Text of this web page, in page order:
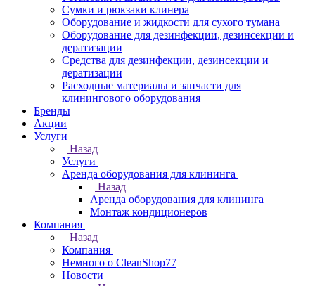
Сумки и рюкзаки клинера
Оборудование и жидкости для сухого тумана
Оборудование для дезинфекции, дезинсекции и
дератизации
Средства для дезинфекции, дезинсекции и
дератизации
Расходные материалы и запчасти для
клинингового оборудования
Бренды
Акции
Услуги
Назад
Услуги
Аренда оборудования для клининга
Назад
Аренда оборудования для клининга
Монтаж кондиционеров
Компания
Назад
Компания
Немного о CleanShop77
Новости